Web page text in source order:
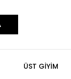
ÜST GİYİM